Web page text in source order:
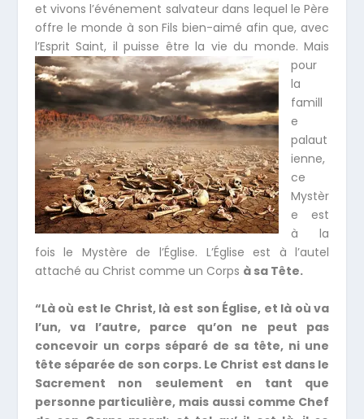
et vivons l’événement salvateur dans lequel le Père
offre le monde à son Fils bien-aimé afin que, avec
l’Esprit Saint, il puisse être la vie du monde. Mais
pour
la
famill
e
palaut
ienne,
ce
Mystèr
e est
à la
fois le Mystère de l’Église. L’Église est à l’autel
attaché au Christ comme un Corps à sa Tête.
“Là où est le Christ, là est son Église, et là où va
l’un, va l’autre, parce qu’on ne peut pas
concevoir un corps séparé de sa tête, ni une
tête séparée de son corps. Le Christ est dans le
Sacrement non seulement en tant que
personne particulière, mais aussi comme Chef